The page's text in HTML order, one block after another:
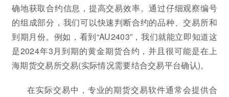
确地获取合约信息，提高交易效率。通过仔细观察编号
的组成部分，我们可以快速判断合约的品种、交易所和
到期月份。例如，看到“AU2403”，我们就能立即知道这
是2024年3月到期的黄金期货合约，并且很可能是在上
海期货交易所交易(实际情况需要结合交易平台确认)。
在实际交易中，专业的期货交易软件通常会提供合